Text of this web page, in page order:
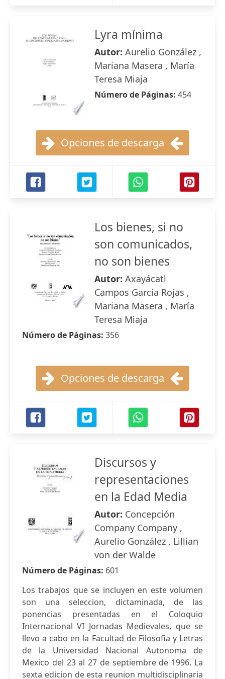
Lyra mínima
Autor: Aurelio González ,
Mariana Masera , María
Teresa Miaja
Número de Páginas: 454
Opciones de descarga
Los bienes, si no
son comunicados,
no son bienes
Autor: Axayácatl
Campos García Rojas ,
Mariana Masera , María
Teresa Miaja
Número de Páginas: 356
Opciones de descarga
Discursos y
representaciones
en la Edad Media
Autor: Concepción
Company Company ,
Aurelio González , Lillian
von der Walde
Número de Páginas: 601
Los trabajos que se incluyen en este volumen
son una seleccion, dictaminada, de las
ponencias presentadas en el Coloquio
Internacional VI Jornadas Medievales, que se
llevo a cabo en la Facultad de Filosofia y Letras
de la Universidad Nacional Autonoma de
Mexico del 23 al 27 de septiembre de 1996. La
sexta edicion de esta reunion multidisciplinaria